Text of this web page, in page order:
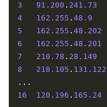
3
91.200 . 241.73
4
162.255 . 48.9
5
162.255 . 48.202
6
162.255 . 48.201
7
210.78 . 28.149
8
218.105 . 131.122
...
16
120.196 . 165.24